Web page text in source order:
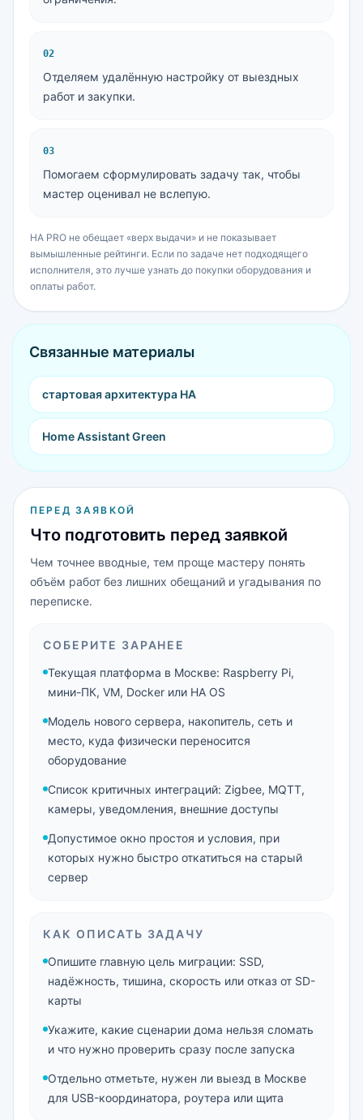
02
Отделяем удалённую настройку от выездных
работ и закупки.
03
Помогаем сформулировать задачу так, чтобы
мастер оценивал не вслепую.
HA PRO не обещает «верх выдачи» и не показывает
вымышленные рейтинги. Если по задаче нет подходящего
исполнителя, это лучше узнать до покупки оборудования и
оплаты работ.
Связанные материалы
стартовая архитектура HA
Home Assistant Green
ПЕРЕД ЗАЯВКОЙ
Что подготовить перед заявкой
Чем точнее вводные, тем проще мастеру понять
объём работ без лишних обещаний и угадывания по
переписке.
СОБЕРИТЕ ЗАРАНЕЕ
Текущая платформа в Москве: Raspberry Pi,
мини-ПК, VM, Docker или HA OS
Модель нового сервера, накопитель, сеть и
место, куда физически переносится
оборудование
Список критичных интеграций: Zigbee, MQTT,
камеры, уведомления, внешние доступы
Допустимое окно простоя и условия, при
которых нужно быстро откатиться на старый
сервер
КАК ОПИСАТЬ ЗАДАЧУ
Опишите главную цель миграции: SSD,
надёжность, тишина, скорость или отказ от SD-
карты
Укажите, какие сценарии дома нельзя сломать
и что нужно проверить сразу после запуска
Отдельно отметьте, нужен ли выезд в Москве
для USB-координатора, роутера или щита